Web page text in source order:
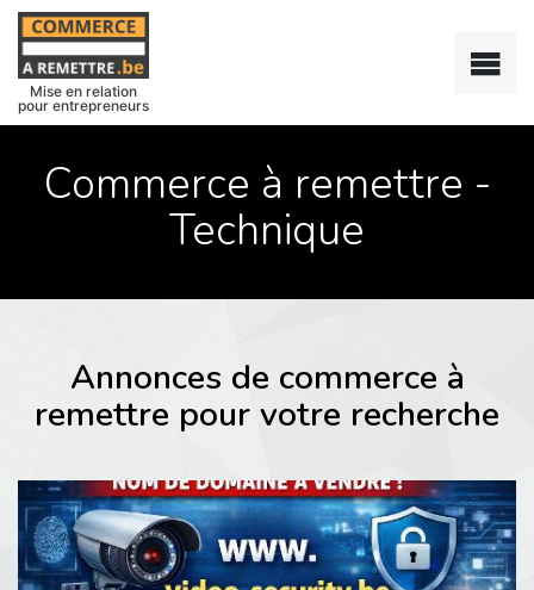
Mise en relation
pour entrepreneurs
Commerce à remettre -
Technique
Annonces de commerce à
remettre pour votre recherche